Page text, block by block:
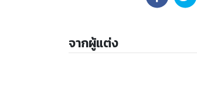
จากผู้แต่ง